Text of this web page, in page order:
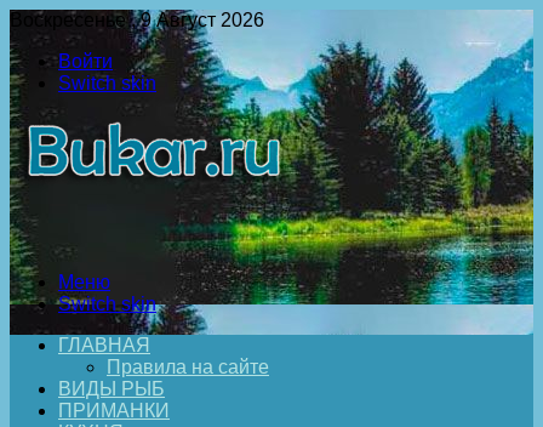
Воскресенье , 9 Август 2026
Войти
Switch skin
Меню
Switch skin
ГЛАВНАЯ
Правила на сайте
ВИДЫ РЫБ
ПРИМАНКИ